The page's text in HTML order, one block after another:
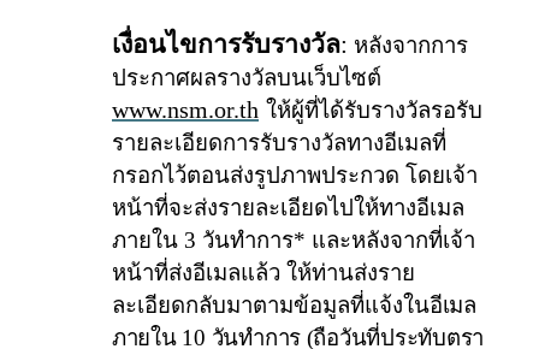
เงื่อนไขการรับรางวัล: หลังจากการ
ประกาศผลรางวัลบนเว็บไซต์
www.nsm.or.th ให้ผู้ที่ได้รับรางวัลรอรับ
รายละเอียดการรับรางวัลทางอีเมลที่
กรอกไว้ตอนส่งรูปภาพประกวด โดยเจ้า
หน้าที่จะส่งรายละเอียดไปให้ทางอีเมล
ภายใน 3 วันทำการ* และหลังจากที่เจ้า
หน้าที่ส่งอีเมลแล้ว ให้ท่านส่งราย
ละเอียดกลับมาตามข้อมูลที่แจ้งในอีเมล
ภายใน 10 วันทำการ (ถือวันที่ประทับตรา